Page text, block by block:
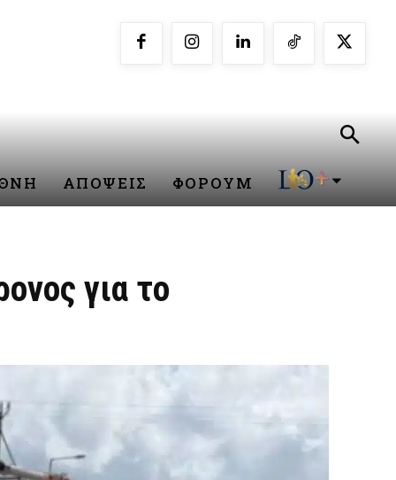
ΑΠΟΨΕΙΣ ΦΟΡΟΥΜ
για το